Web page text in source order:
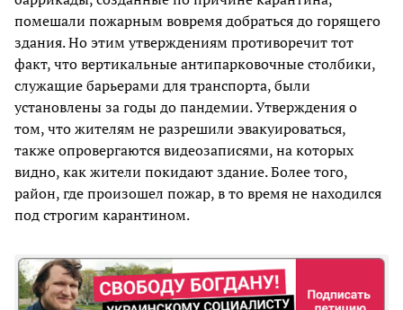
помешали пожарным вовремя добраться до горящего
здания. Но этим утверждениям противоречит тот
факт, что вертикальные антипарковочные столбики,
служащие барьерами для транспорта, были
установлены за годы до пандемии. Утверждения о
том, что жителям не разрешили эвакуироваться,
также опровергаются видеозаписями, на которых
видно, как жители покидают здание. Более того,
район, где произошел пожар, в то время не находился
под строгим карантином.